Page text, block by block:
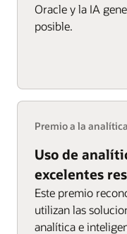
Oracle y la IA
posible.
Premio a la
Uso de
excelentes
Este premio
utilizan las
analítica e